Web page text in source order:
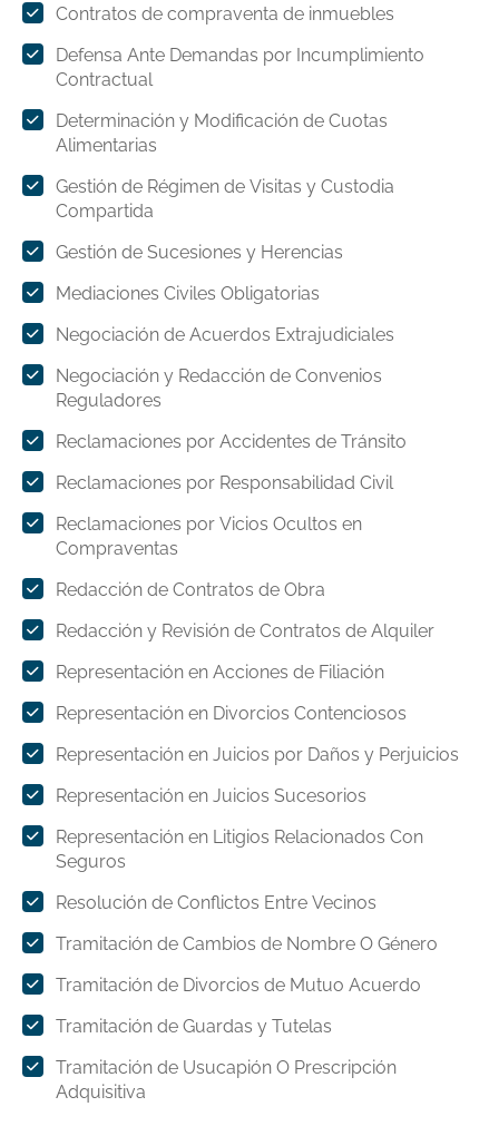
Contratos de compraventa de inmuebles
Defensa Ante Demandas por Incumplimiento
Contractual
Determinación y Modificación de Cuotas
Alimentarias
Gestión de Régimen de Visitas y Custodia
Compartida
Gestión de Sucesiones y Herencias
Mediaciones Civiles Obligatorias
Negociación de Acuerdos Extrajudiciales
Negociación y Redacción de Convenios
Reguladores
Reclamaciones por Accidentes de Tránsito
Reclamaciones por Responsabilidad Civil
Reclamaciones por Vicios Ocultos en
Compraventas
Redacción de Contratos de Obra
Redacción y Revisión de Contratos de Alquiler
Representación en Acciones de Filiación
Representación en Divorcios Contenciosos
Representación en Juicios por Daños y Perjuicios
Representación en Juicios Sucesorios
Representación en Litigios Relacionados Con
Seguros
Resolución de Conflictos Entre Vecinos
Tramitación de Cambios de Nombre O Género
Tramitación de Divorcios de Mutuo Acuerdo
Tramitación de Guardas y Tutelas
Tramitación de Usucapión O Prescripción
Adquisitiva